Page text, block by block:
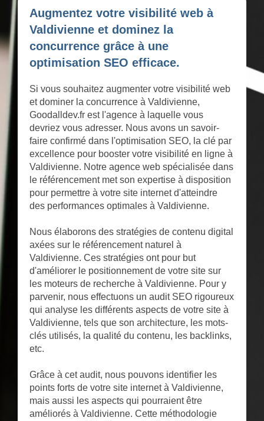
Augmentez votre visibilité web à
Valdivienne et dominez la
concurrence grâce à une
optimisation SEO efficace.
Si vous souhaitez augmenter votre visibilité web
et dominer la concurrence à Valdivienne,
Goodalldev.fr est l'agence à laquelle vous
devriez vous adresser. Nous avons un savoir-
faire confirmé dans l'optimisation SEO, la clé par
excellence pour booster votre visibilité en ligne à
Valdivienne. Notre agence web spécialisée dans
le référencement met son expertise à disposition
pour permettre à votre site internet d'atteindre
des performances optimales à Valdivienne.
Nous élaborons des stratégies de contenu digital
axées sur le référencement naturel à
Valdivienne. Ces stratégies ont pour but
d'améliorer le positionnement de votre site sur
les moteurs de recherche à Valdivienne. Pour y
parvenir, nous effectuons un audit SEO rigoureux
qui analyse les différents aspects de votre site à
Valdivienne, tels que son architecture, les mots-
clés utilisés, la qualité du contenu, les backlinks,
etc.
Grâce à cet audit, nous pouvons identifier les
points forts de votre site internet à Valdivienne,
mais aussi les aspects qui pourraient être
améliorés à Valdivienne. Cette méthodologie